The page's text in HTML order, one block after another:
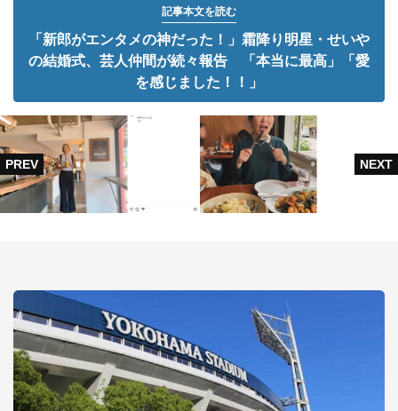
記事本文を読む
「新郎がエンタメの神だった！」霜降り明星・せいや
の結婚式、芸人仲間が続々報告 「本当に最高」「愛
を感じました！！」